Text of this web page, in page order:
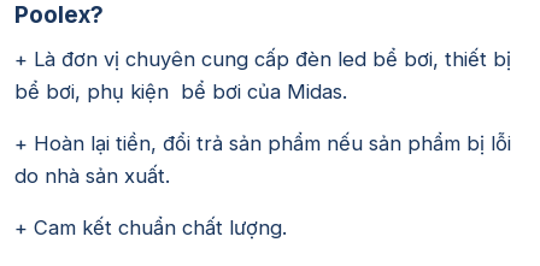
Poolex?
+ Là đơn vị chuyên cung cấp đèn led bể bơi, thiết bị
bể bơi, phụ kiện bể bơi của Midas.
+ Hoàn lại tiền, đổi trả sản phẩm nếu sản phẩm bị lỗi
do nhà sản xuất.
+ Cam kết chuẩn chất lượng.